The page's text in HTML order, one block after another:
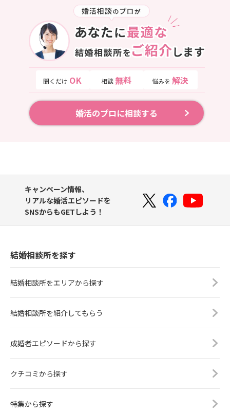
聞くだけ OK 相談 無料 悩みを 解決
婚活のプロに相談する
キャンペーン情報、
リアルな婚活エピソードを
SNSからもGETしよう！
結婚相談所を探す
結婚相談所をエリアから探す
結婚相談所を紹介してもらう
成婚者エピソードから探す
クチコミから探す
特集から探す